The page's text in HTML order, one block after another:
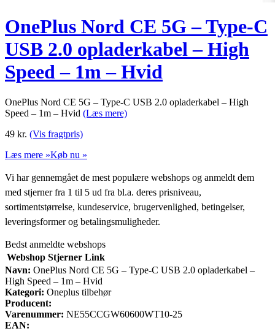
OnePlus Nord CE 5G – Type-C
USB 2.0 opladerkabel – High
Speed – 1m – Hvid
OnePlus Nord CE 5G – Type-C USB 2.0 opladerkabel – High
Speed – 1m – Hvid (Læs mere)
49 kr. (Vis fragtpris)
Læs mere »Køb nu »
Vi har gennemgået de mest populære webshops og anmeldt dem
med stjerner fra 1 til 5 ud fra bl.a. deres prisniveau,
sortimentstørrelse, kundeservice, brugervenlighed, betingelser,
leveringsformer og betalingsmuligheder.
Bedst anmeldte webshops
Webshop Stjerner Link
Navn: OnePlus Nord CE 5G – Type-C USB 2.0 opladerkabel –
High Speed – 1m – Hvid
Kategori: Oneplus tilbehør
Producent:
Varenummer: NE55CCGW60600WT10-25
EAN: